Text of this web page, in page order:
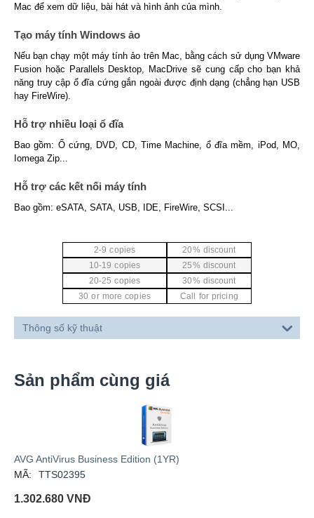
Mac để xem dữ liệu, bài hát và hình ảnh của mình.
Tạo máy tính Windows ảo
Nếu bạn chạy một máy tính ảo trên Mac, bằng cách sử dụng VMware
Fusion hoặc Parallels Desktop, MacDrive sẽ cung cấp cho bạn khả
năng truy cập ổ đĩa cứng gắn ngoài được định dạng (chẳng hạn USB
hay FireWire).
Hỗ trợ nhiều loại ổ đĩa
Bao gồm: Ổ cứng, DVD, CD, Time Machine, ổ đĩa mềm, iPod, MO,
Iomega Zip...
Hỗ trợ các kết nối máy tính
Bao gồm: eSATA, SATA, USB, IDE, FireWire, SCSI...
2-9 copies
20% discount
10-19 copies
25% discount
20-25 copies
30% discount
30 or more copies
Call for pricing
Thông số kỹ thuật
Sản phẩm cùng giá
AVG AntiVirus Business Edition (1YR)
MÃ:
TTS02395
1.302.680 VNĐ